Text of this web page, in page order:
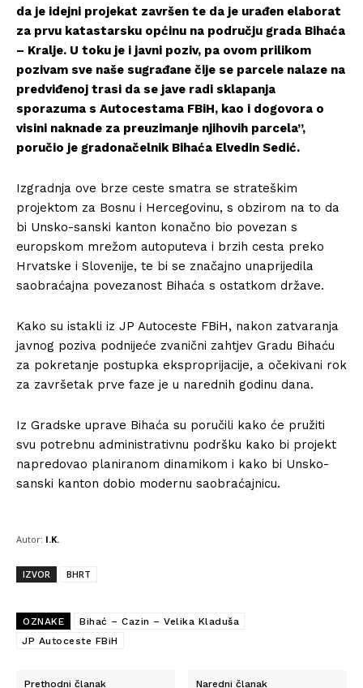
da je idejni projekat završen te da je urađen elaborat
za prvu katastarsku općinu na području grada Bihaća
– Kralje. U toku je i javni poziv, pa ovom prilikom
pozivam sve naše sugrađane čije se parcele nalaze na
predviđenoj trasi da se jave radi sklapanja
sporazuma s Autocestama FBiH, kao i dogovora o
visini naknade za preuzimanje njihovih parcela”,
poručio je gradonačelnik Bihaća Elvedin Sedić.
Izgradnja ove brze ceste smatra se strateškim
projektom za Bosnu i Hercegovinu, s obzirom na to da
bi Unsko-sanski kanton konačno bio povezan s
europskom mrežom autoputeva i brzih cesta preko
Hrvatske i Slovenije, te bi se značajno unaprijedila
saobraćajna povezanost Bihaća s ostatkom države.
Kako su istakli iz JP Autoceste FBiH, nakon zatvaranja
javnog poziva podnijeće zvanični zahtjev Gradu Bihaću
za pokretanje postupka eksproprijacije, a očekivani rok
za završetak prve faze je u narednih godinu dana.
Iz Gradske uprave Bihaća su poručili kako će pružiti
svu potrebnu administrativnu podršku kako bi projekt
napredovao planiranom dinamikom i kako bi Unsko-
sanski kanton dobio modernu saobraćajnicu.
Autor: I.K.
IZVOR BHRT
OZNAKE
Bihać – Cazin – Velika Kladuša
JP Autoceste FBiH
Prethodni članak Naredni članak